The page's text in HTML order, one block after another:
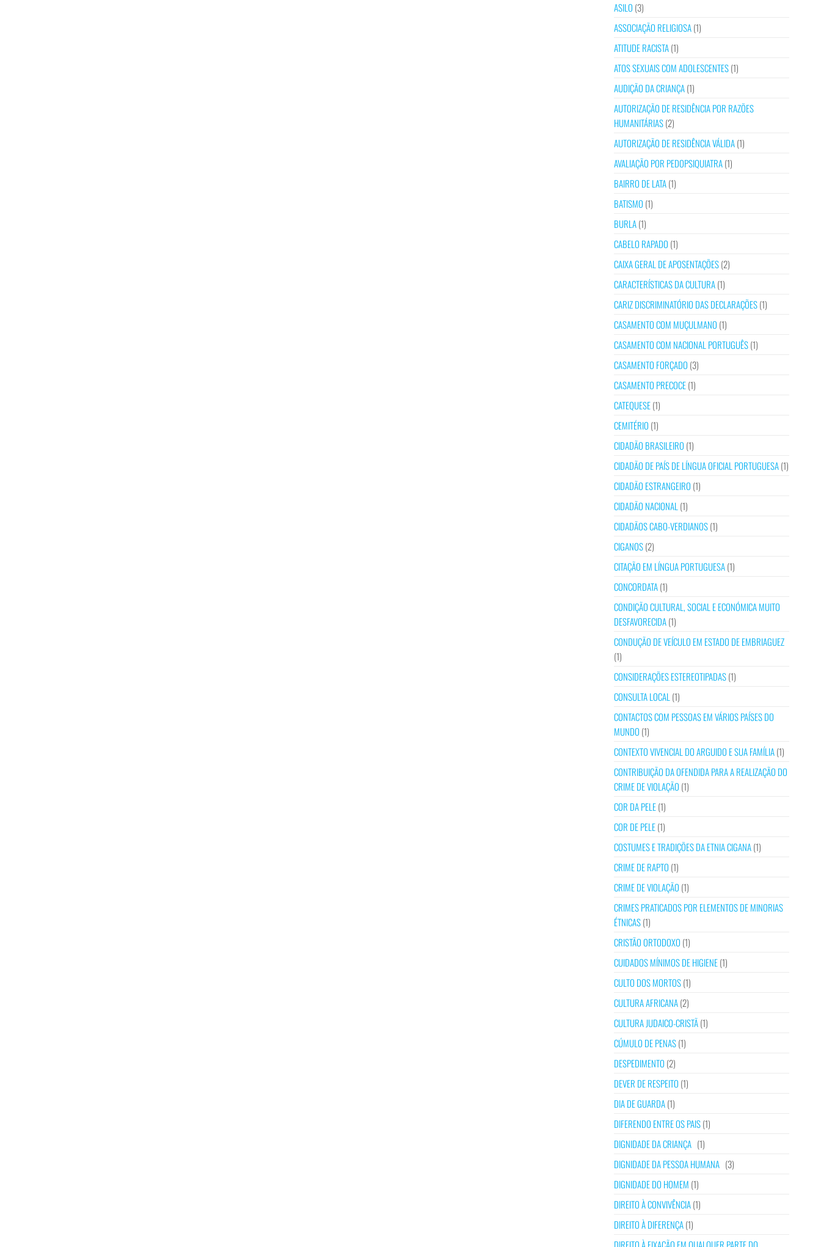
ASILO (3)
ASSOCIAÇÃO RELIGIOSA(1)
ATITUDE RACISTA(1)
ATOS SEXUAIS COM ADOLESCENTES(1)
AUDIÇÃO DA CRIANÇA(1)
AUTORIZAÇÃO DE RESIDÊNCIA POR RAZÕES
HUMANITÁRIAS(2)
AUTORIZAÇÃO DE RESIDÊNCIA VÁLIDA(1)
AVALIAÇÃO POR PEDOPSIQUIATRA(1)
BAIRRO DE LATA(1)
BATISMO (1)
BURLA(1)
CABELO RAPADO (1)
CAIXA GERAL DE APOSENTAÇÕES(2)
CARACTERÍSTICAS DA CULTURA(1)
CARIZ DISCRIMINATÓRIO DAS DECLARAÇÕES(1)
CASAMENTO COM MUÇULMANO (1)
CASAMENTO COM NACIONAL PORTUGUÊS(1)
CASAMENTO FORÇADO (3)
CASAMENTO PRECOCE(1)
CATEQUESE(1)
CEMITÉRIO (1)
CIDADÃO BRASILEIRO (1)
CIDADÃO DE PAÍS DE LÍNGUA OFICIAL PORTUGUESA(1)
CIDADÃO ESTRANGEIRO (1)
CIDADÃO NACIONAL (1)
CIDADÃOS CABO-VERDIANOS(1)
CIGANOS(2)
CITAÇÃO EM LÍNGUA PORTUGUESA(1)
CONCORDATA(1)
CONDIÇÃO CULTURAL, SOCIAL E ECONÓMICA MUITO
DESFAVORECIDA(1)
CONDUÇÃO DE VEÍCULO EM ESTADO DE EMBRIAGUEZ
(1)
CONSIDERAÇÕES ESTEREOTIPADAS(1)
CONSULTA LOCAL (1)
CONTACTOS COM PESSOAS EM VÁRIOS PAÍSES DO
MUNDO (1)
CONTEXTO VIVENCIAL DO ARGUIDO E SUA FAMÍLIA(1)
CONTRIBUIÇÃO DA OFENDIDA PARA A REALIZAÇÃO DO
CRIME DE VIOLAÇÃO (1)
COR DA PELE(1)
COR DE PELE(1)
COSTUMES E TRADIÇÕES DA ETNIA CIGANA(1)
CRIME DE RAPTO (1)
CRIME DE VIOLAÇÃO (1)
CRIMES PRATICADOS POR ELEMENTOS DE MINORIAS
ÉTNICAS(1)
CRISTÃO ORTODOXO (1)
CUIDADOS MÍNIMOS DE HIGIENE(1)
CULTO DOS MORTOS(1)
CULTURA AFRICANA(2)
CULTURA JUDAICO-CRISTÃ(1)
CÚMULO DE PENAS(1)
DESPEDIMENTO (2)
DEVER DE RESPEITO (1)
DIA DE GUARDA(1)
DIFERENDO ENTRE OS PAIS(1)
DIGNIDADE DA CRIANÇA (1)
DIGNIDADE DA PESSOA HUMANA (3)
DIGNIDADE DO HOMEM (1)
DIREITO À CONVIVÊNCIA(1)
DIREITO À DIFERENÇA(1)